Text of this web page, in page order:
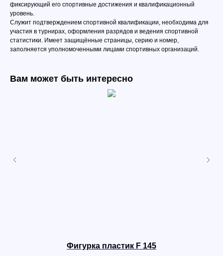
фиксирующий его спортивные достижения и квалификационный
уровень.
Служит подтверждением спортивной квалификации, необходима для
участия в турнирах, оформления разрядов и ведения спортивной
статистики. Имеет защищённые страницы, серию и номер,
заполняется уполномоченными лицами спортивных организаций.
Вам может быть интересно
Фигурка пластик F 145